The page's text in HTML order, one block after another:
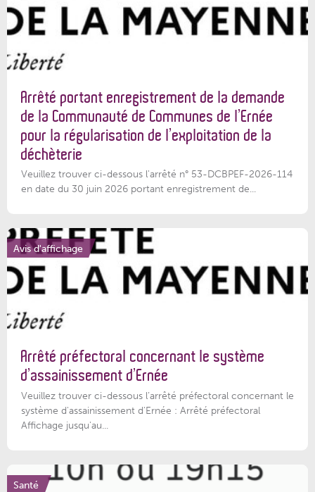
Arrêté portant enregistrement de la demande
de la Communauté de Communes de l’Ernée
pour la régularisation de l’exploitation de la
déchèterie
Veuillez trouver ci-dessous l'arrêté n° 53-DCBPEF-2026-114
en date du 30 juin 2026 portant enregistrement de...
Avis d'affichage
Arrêté préfectoral concernant le système
d’assainissement d’Ernée
Veuillez trouver ci-dessous l’arrêté préfectoral concernant le
système d'assainissement d'Ernée : Arrêté préfectoral
Affichage jusqu'au...
Santé